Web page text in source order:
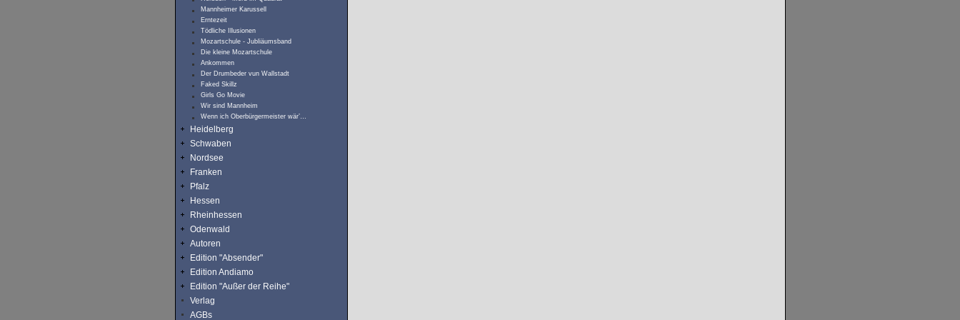
Mannheimer Karussell
Erntezeit
Tödliche Illusionen
Mozartschule - Jubliäumsband
Die kleine Mozartschule
Ankommen
Der Drumbeder vun Wallstadt
Faked Skillz
Girls Go Movie
Wir sind Mannheim
Wenn ich Oberbürgermeister wär’…
Heidelberg
Schwaben
Nordsee
Franken
Pfalz
Hessen
Rheinhessen
Odenwald
Autoren
Edition "Absender"
Edition Andiamo
Edition "Außer der Reihe"
Verlag
AGBs